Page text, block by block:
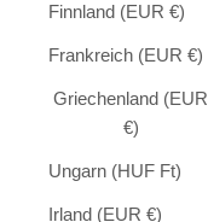
Finnland (EUR €)
Frankreich (EUR €)
Griechenland (EUR
€)
Ungarn (HUF Ft)
Irland (EUR €)